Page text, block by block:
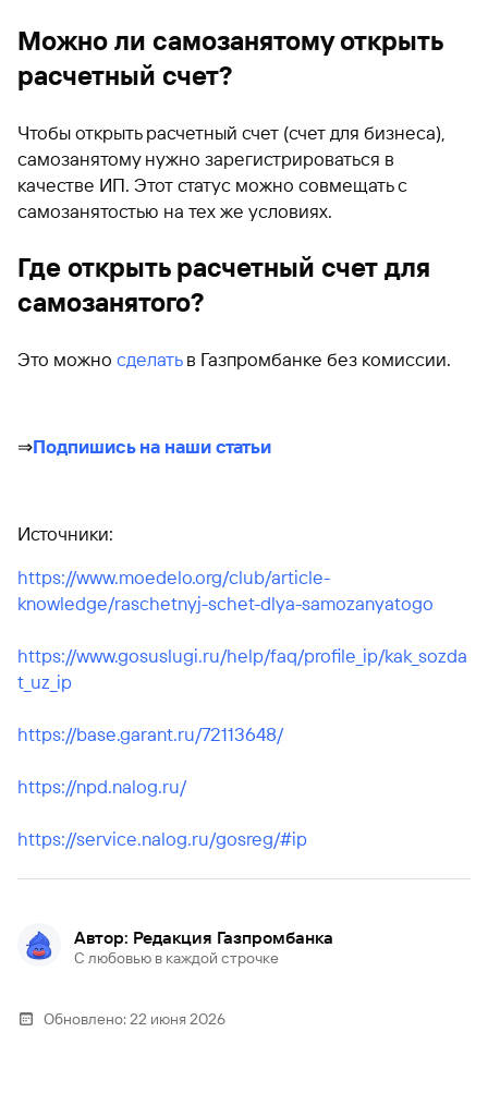
Можно ли самозанятому открыть
расчетный счет?
Чтобы открыть расчетный счет (счет для бизнеса),
самозанятому нужно зарегистрироваться в
качестве ИП. Этот статус можно совмещать с
самозанятостью на тех же условиях.
Где открыть расчетный счет для
самозанятого?
Это можно сделатьв Газпромбанке без комиссии.
⇒Подпишись на наши статьи
Источники:
https://www.moedelo.org/club/article-
knowledge/raschetnyj-schet-dlya-samozanyatogo
https://www.gosuslugi.ru/help/faq/profile_ip/kak_sozda
t_uz_ip
https://base.garant.ru/72113648/
https://npd.nalog.ru/
https://service.nalog.ru/gosreg/#ip
Автор: Редакция Газпромбанка
С любовью в каждой строчке
Обновлено:22 июня 2026